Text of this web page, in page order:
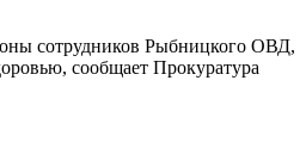
сотрудников Рыбницкого ОВД,
сообщает Прокуратура